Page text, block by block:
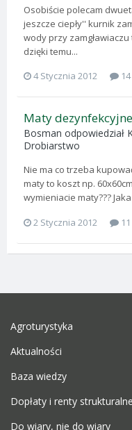
Osobiście polecam
jeszcze ciepły'' kurnik
wody przy
dzięki temu...
4 Stycznia 2012
Maty dezynfekcyjne
Bosman odpowiedział
Drobiarstwo
Nie ma co trzeba
maty to koszt np. 60x60cm
wymieniacie maty???
2 Stycznia 2012
Agroturystyka
Aktualności
Baza wiedzy
Dopłaty i renty strukturalne
Do wiary, nie do wiary